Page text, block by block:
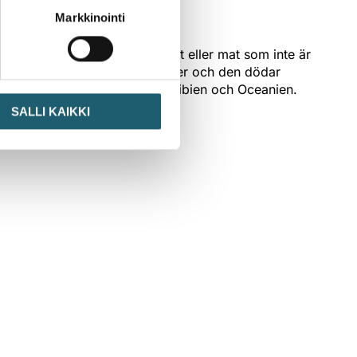
Markkinointi
SALLI KAIKKI
vatten, förorenad mat eller mat som inte är
till farliga komplikationer och den dödar
och Sydamerika, Karibien och Oceanien.
ingår inte i det nationella